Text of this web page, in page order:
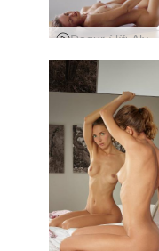
Dagur í lífi Alya, Kyiv, Úkraínu